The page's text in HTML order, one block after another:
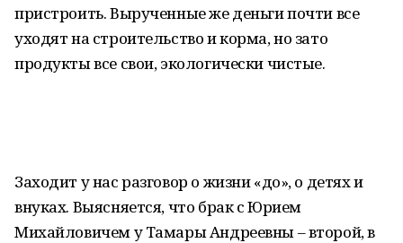
пристроить. Вырученные же деньги почти все
уходят на строительство и корма, но зато
продукты все свои, экологически чистые.
Заходит у нас разговор о жизни «до», о детях и
внуках. Выясняется, что брак с Юрием
Михайловичем у Тамары Андреевны – второй, в